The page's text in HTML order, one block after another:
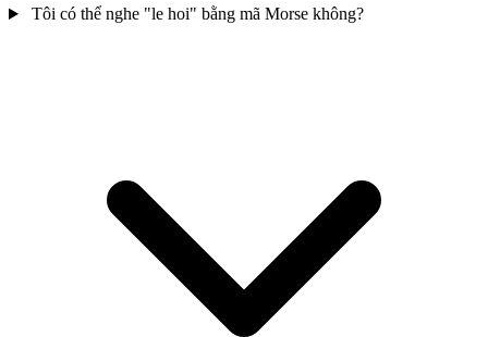
Tôi có thể nghe "le hoi" bằng mã Morse không?